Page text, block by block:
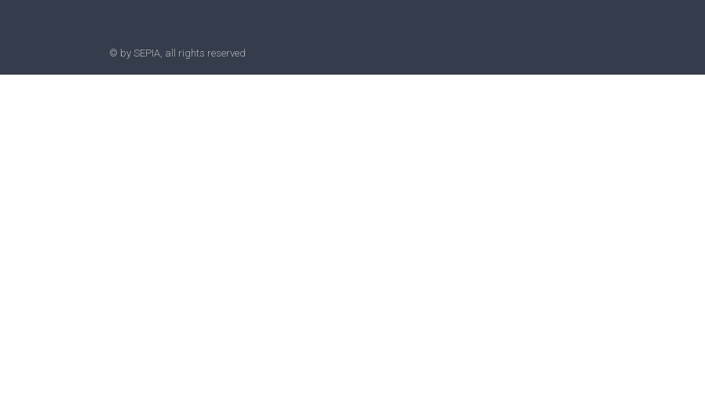
© by SEPIA, all rights reserved